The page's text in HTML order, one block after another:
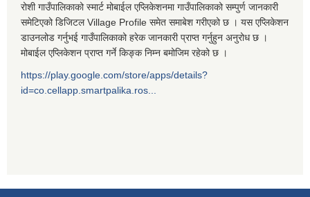
रोशी गाउँपालिकाको स्मार्ट मोबाईल एप्लिकेशनमा गाउँपालिकाको सम्पुर्ण जानकारी
समेटिएको डिजिटल Village Profile समेत समाबेश गरीएको छ । यस एप्लिकेशन
डाउनलोड गर्नुभई गाउँपालिकाको हरेक जानकारी प्राप्त गर्नुहुन अनुरोध छ ।
मोबाईल एप्लिकेशन प्राप्त गर्ने किङ्क निम्न बमोजिम रहेको छ ।
https://play.google.com/store/apps/details?
id=co.cellapp.smartpalika.ros...